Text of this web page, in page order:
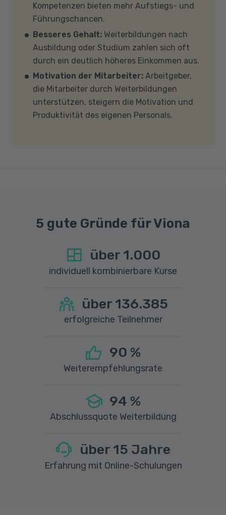
mit Windows 10 oder Windows 11, mindestens 8
GB Arbeitsspeicher (RAM) und einem aktuellen
Mehrkern-Prozessor (CPU). Der Unterricht
findet in Microsoft Teams statt. Bitte achten
Sie darauf, dass Ihre Sicherheitsprogramme
und -einstellungen (Anti-Viren-Programme,
Firewalls etc.) die Verbindung mit MS Teams
nicht blockieren. Bitte beachten Sie außerdem,
dass für eine reibungslose Übertragung eine
Kompetenzen bieten mehr Aufstiegs- und
Führungschancen.
Besseres Gehalt: Weiterbildungen nach
Ausbildung oder Studium zahlen sich oft
durch ein deutlich höheres Einkommen aus.
Motivation der Mitarbeiter: Arbeitgeber,
die Mitarbeiter durch Weiterbildungen
unterstützen, steigern die Motivation und
Produktivität des eigenen Personals.
5 gute Gründe für Viona
über 1.000
individuell kombinierbare Kurse
über 136.385
erfolgreiche Teilnehmer
90 %
Weiterempfehlungsrate
94 %
Abschlussquote Weiterbildung
über 15 Jahre
Erfahrung mit Online-Schulungen